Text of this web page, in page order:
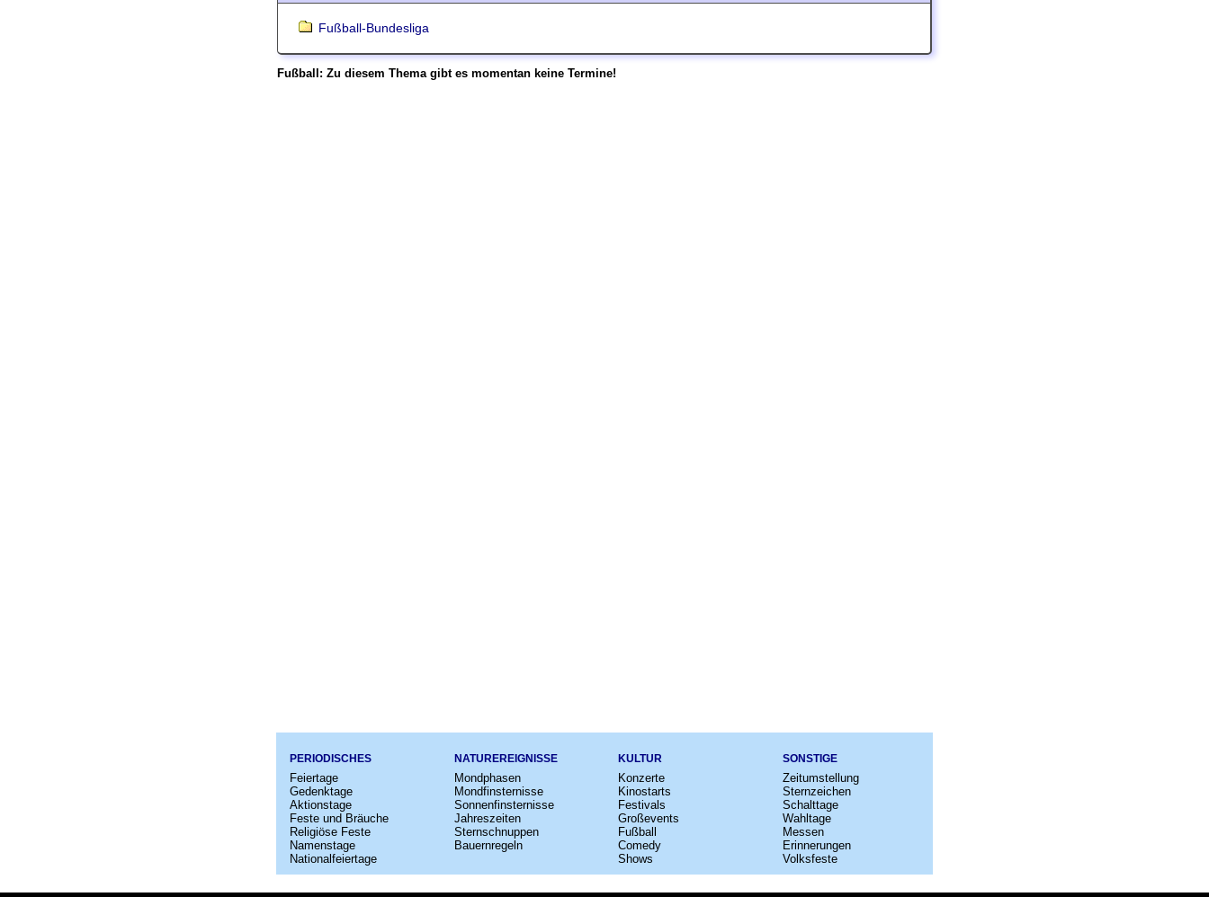
Fußball-Bundesliga
Fußball: Zu diesem Thema gibt es momentan keine Termine!
PERIODISCHES
Feiertage
Gedenktage
Aktionstage
Feste und Bräuche
Religiöse Feste
Namenstage
Nationalfeiertage
NATUREREIGNISSE
Mondphasen
Mondfinsternisse
Sonnenfinsternisse
Jahreszeiten
Sternschnuppen
Bauernregeln
KULTUR
Konzerte
Kinostarts
Festivals
Großevents
Fußball
Comedy
Shows
SONSTIGE
Zeitumstellung
Sternzeichen
Schalttage
Wahltage
Messen
Erinnerungen
Volksfeste